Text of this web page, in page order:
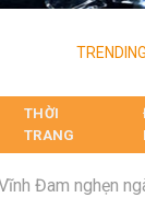
TRENDING
THỜI
TRANG
Đam nghẹn